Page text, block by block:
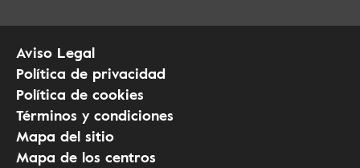
Aviso Legal
Política de privacidad
Política de cookies
Términos y condiciones
Mapa del sitio
Mapa de los centros